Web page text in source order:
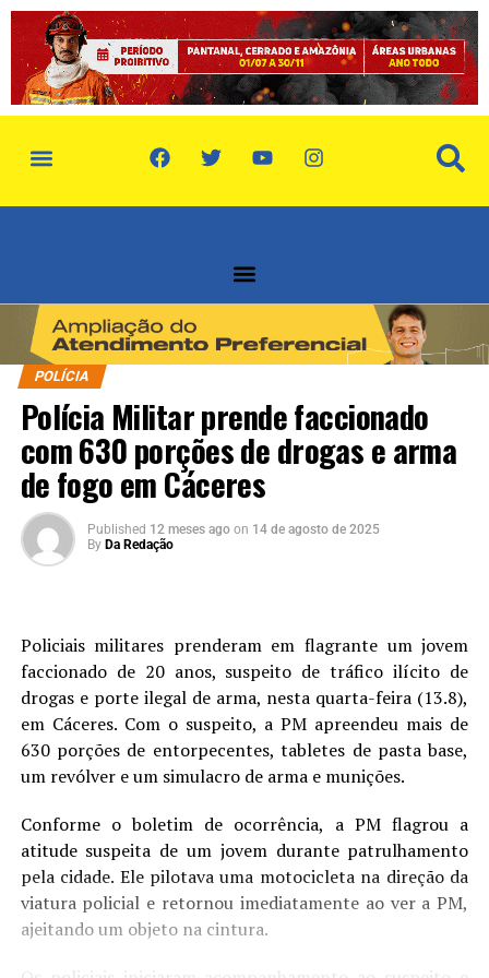
POLÍCIA
Polícia Militar prende faccionado
com 630 porções de drogas e arma
de fogo em Cáceres
Published 12 meses ago on 14 de agosto de 2025
By Da Redação
Policiais militares prenderam em flagrante um jovem
faccionado de 20 anos, suspeito de tráfico ilícito de
drogas e porte ilegal de arma, nesta quarta-feira (13.8),
em Cáceres. Com o suspeito, a PM apreendeu mais de
630 porções de entorpecentes, tabletes de pasta base,
um revólver e um simulacro de arma e munições.
Conforme o boletim de ocorrência, a PM flagrou a
atitude suspeita de um jovem durante patrulhamento
pela cidade. Ele pilotava uma motocicleta na direção da
viatura policial e retornou imediatamente ao ver a PM,
ajeitando um objeto na cintura.